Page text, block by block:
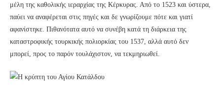
μέλη της καθολικής ιεραρχίας της Κέρκυρας. Από το 1523 και ύστερα,
παύει να αναφέρεται στις πηγές και δε γνωρίζουμε πότε και γιατί
αφανίστηκε. Πιθανότατα αυτό να συνέβη κατά τη διάρκεια της
καταστροφικής τουρκικής πολιορκίας του 1537, αλλά αυτό δεν
μπορεί, προς το παρόν τουλάχιστον, να τεκμηριωθεί.